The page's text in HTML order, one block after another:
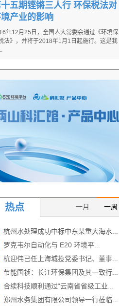
五期铿锵三人行 环保税法对
产业的影响
年12月25日，全国人大常委会通过《环境保
法》，并将于2018年1月1日起施行。这是我
热点 一周
一月
杭州水处理成功中标中东某重大海水...
罗克韦尔自动化与 E20 环境平...
杭迎伟已任上海城投党委书记、董事...
节能国祯：长江环保集团及其一致行...
合续科技顺利通过“云南省省级工业...
郑州水务集团有限公司领导一行莅临...